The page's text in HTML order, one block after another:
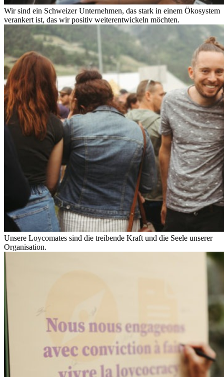
Wir sind ein Schweizer Unternehmen, das stark in einem Ökosystem
verankert ist, das wir positiv weiterentwickeln möchten.
Unsere Loycomates sind die treibende Kraft und die Seele unserer
Organisation.